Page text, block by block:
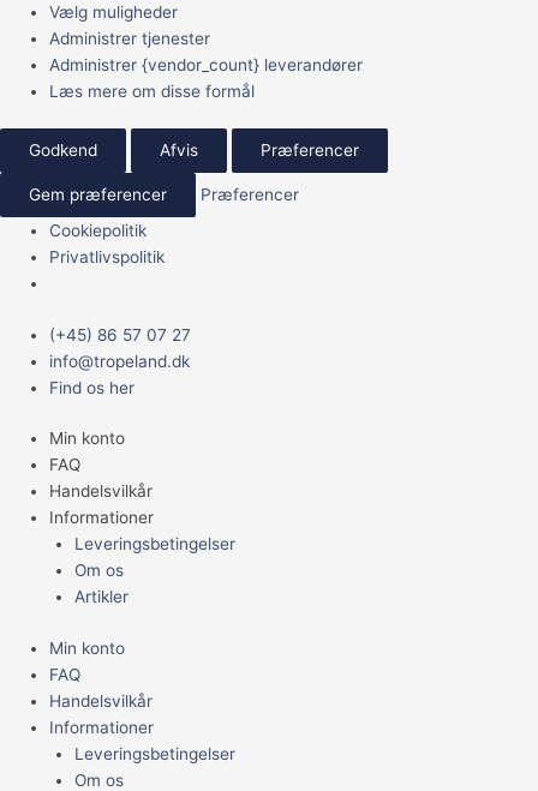
Vælg muligheder
Administrer tjenester
Administrer {vendor_count} leverandører
Læs mere om disse formål
Godkend Afvis Præferencer
Gem præferencer
Præferencer
Cookiepolitik
Privatlivspolitik
(+45) 86 57 07 27
info@tropeland.dk
Find os her
Min konto
FAQ
Handelsvilkår
Informationer
Leveringsbetingelser
Om os
Artikler
Min konto
FAQ
Handelsvilkår
Informationer
Leveringsbetingelser
Om os
Main
Menu